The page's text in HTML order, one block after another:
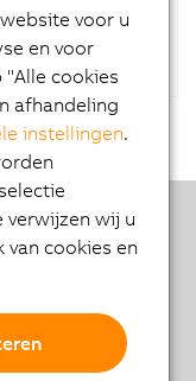
voor u
en voor
cookies
afhandeling
instellingen.
wij u
van cookies en